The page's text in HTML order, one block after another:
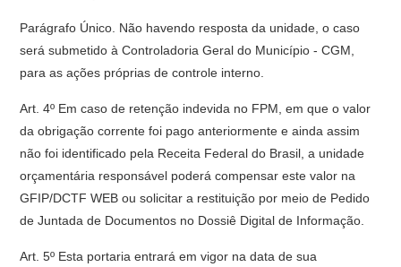
Parágrafo Único. Não havendo resposta da unidade, o caso
será submetido à Controladoria Geral do Município - CGM,
para as ações próprias de controle interno.
Art. 4º Em caso de retenção indevida no FPM, em que o valor
da obrigação corrente foi pago anteriormente e ainda assim
não foi identificado pela Receita Federal do Brasil, a unidade
orçamentária responsável poderá compensar este valor na
GFIP/DCTF WEB ou solicitar a restituição por meio de Pedido
de Juntada de Documentos no Dossiê Digital de Informação.
Art. 5º Esta portaria entrará em vigor na data de sua